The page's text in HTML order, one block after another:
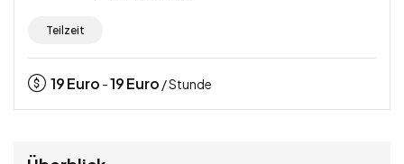
Teilzeit
19Euro -19Euro / Stunde